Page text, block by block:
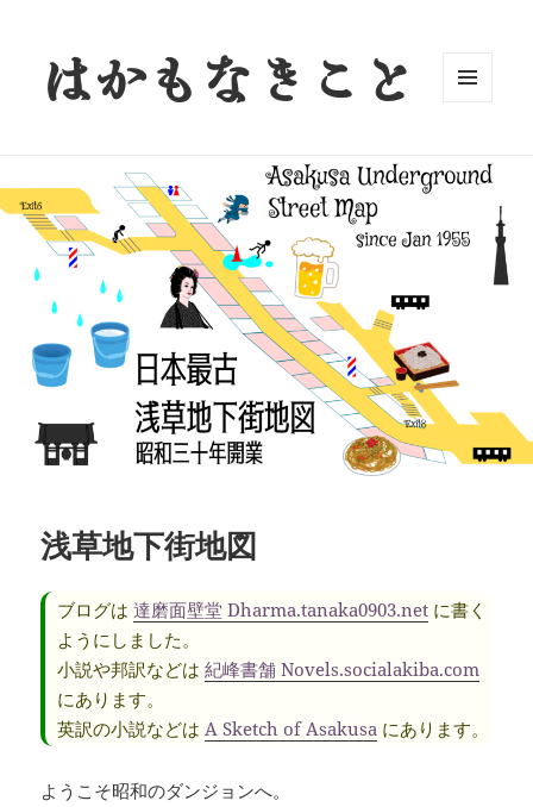
はかもなきこと
ット
浅草地下街地図
ブログは達磨面壁堂 Dharma.tanaka0903.net に書く
ようにしました。
小説や邦訳などは紀峰書舗 Novels.socialakiba.com
にあります。
英訳の小説などは A Sketch of Asakusa にあります。
ようこそ昭和のダンジョンへ。